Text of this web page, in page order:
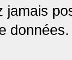
jamais